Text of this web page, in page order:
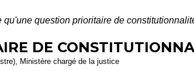
qu'une question prioritaire de
DE
Ministère chargé de la justice